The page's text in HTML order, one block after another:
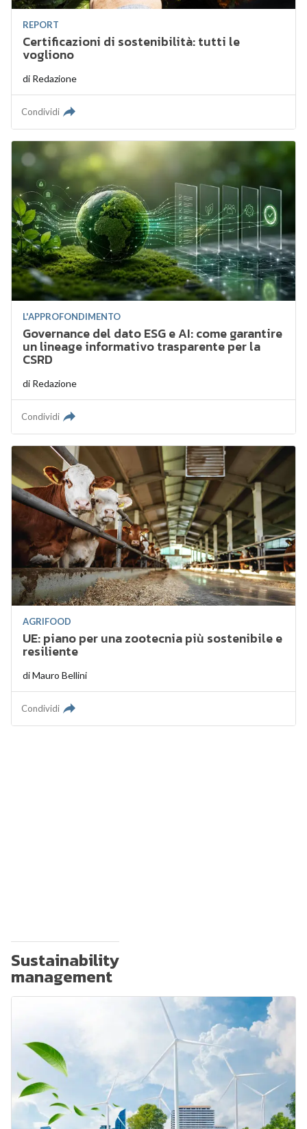
REPORT
Certificazioni di sostenibilità: tutti le
vogliono
di Redazione
Condividi
L'APPROFONDIMENTO
Governance del dato ESG e AI: come garantire
un lineage informativo trasparente per la
CSRD
di Redazione
Condividi
AGRIFOOD
UE: piano per una zootecnia più sostenibile e
resiliente
diMauro Bellini
Condividi
Sustainability
management